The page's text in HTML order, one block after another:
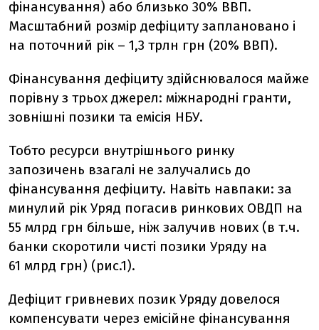
фінансування) або близько 30% ВВП.
Масштабний розмір дефіциту заплановано і
на поточний рік – 1,3 трлн грн (20% ВВП).
Фінансування дефіциту здійснювалося майже
порівну з трьох джерел: міжнародні гранти,
зовнішні позики та емісія НБУ.
Тобто ресурси внутрішнього ринку
запозичень взагалі не залучались до
фінансування дефіциту. Навіть навпаки: за
минулий рік Уряд погасив ринкових ОВДП на
55 млрд грн більше, ніж залучив нових (в т.ч.
банки скоротили чисті позики Уряду на
61 млрд грн) (рис.1).
Дефіцит гривневих позик Уряду довелося
компенсувати через емісійне фінансування